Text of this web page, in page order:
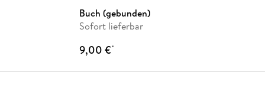
Buch (gebunden)
Sofort lieferbar
9,00 €*